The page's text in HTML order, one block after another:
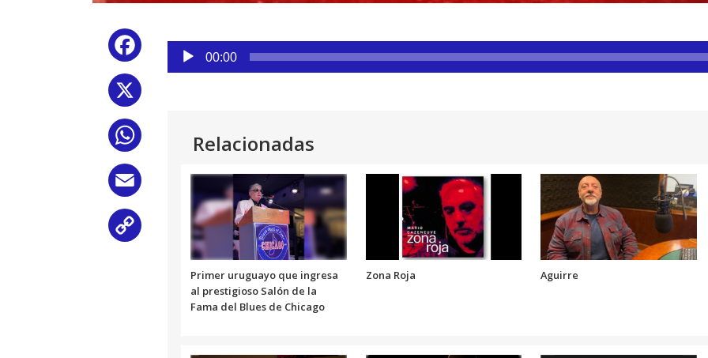
Facebook
WhatsApp
Reproductor
audio
00:00
Relacionadas
Primer uruguayo que ingresa
al prestigioso Salón de la
Fama del Blues de Chicago
Zona Roja Aguirre